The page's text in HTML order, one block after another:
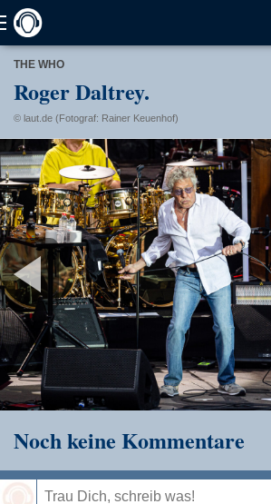
THE WHO
Roger Daltrey.
© laut.de (Fotograf: Rainer Keuenhof)
Noch keine Kommentare